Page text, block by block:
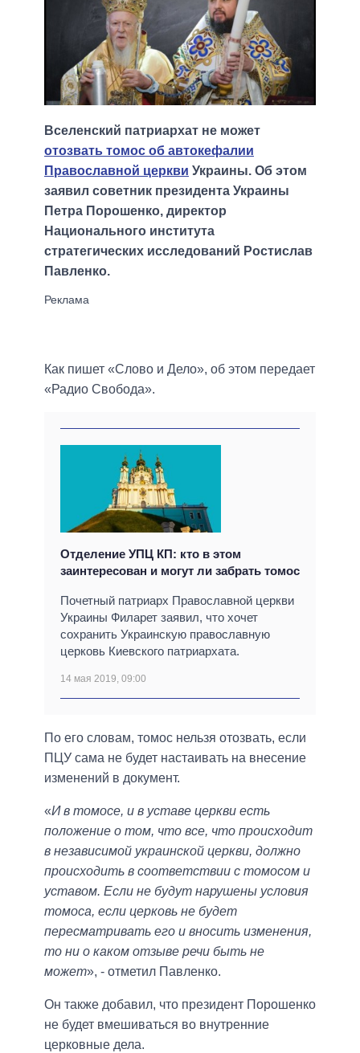
Вселенский патриархат не может
отозвать томос об автокефалии
Православной церкви Украины. Об этом
заявил советник президента Украины
Петра Порошенко, директор
Национального института
стратегических исследований Ростислав
Павленко.
Как пишет «Слово и Дело», об этом передает
«Радио Свобода».
Отделение УПЦ КП: кто в этом
заинтересован и могут ли забрать томос
Почетный патриарх Православной церкви
Украины Филарет заявил, что хочет
сохранить Украинскую православную
церковь Киевского патриархата.
14 мая 2019, 09:00
По его словам, томос нельзя отозвать, если
ПЦУ сама не будет настаивать на внесение
изменений в документ.
«И в томосе, и в уставе церкви есть
положение о том, что все, что происходит
в независимой украинской церкви, должно
происходить в соответствии с томосом и
уставом. Если не будут нарушены условия
томоса, если церковь не будет
пересматривать его и вносить изменения,
то ни о каком отзыве речи быть не
может», - отметил Павленко.
Он также добавил, что президент Порошенко
не будет вмешиваться во внутренние
церковные дела.